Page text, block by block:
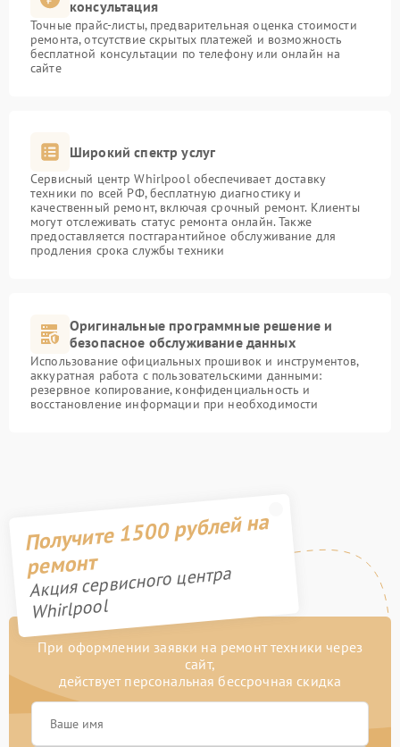
консультация
Точные прайс-листы, предварительная оценка стоимости
ремонта, отсутствие скрытых платежей и возможность
бесплатной консультации по телефону или онлайн на
сайте
Широкий спектр услуг
Сервисный центр Whirlpool обеспечивает доставку
техники по всей РФ, бесплатную диагностику и
качественный ремонт, включая срочный ремонт. Клиенты
могут отслеживать статус ремонта онлайн. Также
предоставляется постгарантийное обслуживание для
продления срока службы техники
Оригинальные программные решение и
безопасное обслуживание данных
Использование официальных прошивок и инструментов,
аккуратная работа с пользовательскими данными:
резервное копирование, конфиденциальность и
восстановление информации при необходимости
Получите 1500 рублей на
ремонт
Акция сервисного центра
Whirlpool
При оформлении заявки на ремонт техники через
сайт,
действует персональная бессрочная скидка